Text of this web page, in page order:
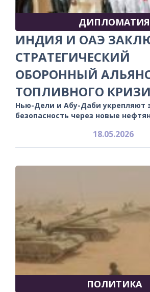
ДИПЛОМАТИЯ
ИНДИЯ И ОАЭ
СТРАТЕГИЧЕСКИЙ
ОБОРОННЫЙ
ТОПЛИВНОГО
Нью-Дели и Абу-Даби укрепляют
безопасность через новые
18.05.2026
ПОЛИТИКА